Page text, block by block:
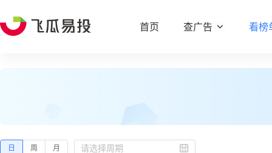
首页 查广告 看榜
日 周 月